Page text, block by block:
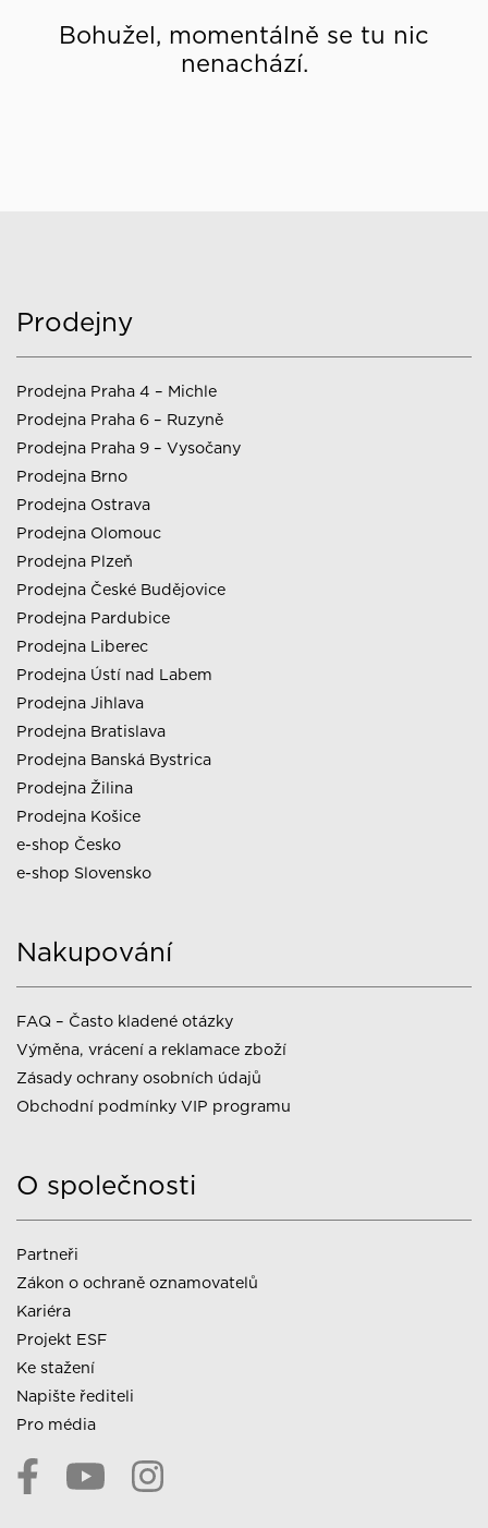
Bohužel, momentálně se tu nic
nenachází.
Prodejny
Prodejna Praha 4 – Michle
Prodejna Praha 6 – Ruzyně
Prodejna Praha 9 – Vysočany
Prodejna Brno
Prodejna Ostrava
Prodejna Olomouc
Prodejna Plzeň
Prodejna České Budějovice
Prodejna Pardubice
Prodejna Liberec
Prodejna Ústí nad Labem
Prodejna Jihlava
Prodejna Bratislava
Prodejna Banská Bystrica
Prodejna Žilina
Prodejna Košice
e-shop Česko
e-shop Slovensko
Nakupování
FAQ – Často kladené otázky
Výměna, vrácení a reklamace zboží
Zásady ochrany osobních údajů
Obchodní podmínky VIP programu
O společnosti
Partneři
Zákon o ochraně oznamovatelů
Kariéra
Projekt ESF
Ke stažení
Napište řediteli
Pro média